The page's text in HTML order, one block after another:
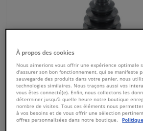
Refroidissement & chauffage
Pièces moteur & accessoires
Filtres & liquides
Bagages & transport
Fenêtres & accessoires
À propos des cookies
Nous aimerions vous offrir une expérience optimale
d'assurer son bon fonctionnement, qui se manifeste
sauvegarde des produits dans votre panier, nous
technologies similaires. Nous traçons aussi vos
vous êtes connecté(e). Enfin, nous collectons les
déterminer jusqu'à quelle heure notre boutique
nombre de visites. Tous ces éléments nous
à vos besoins et de vous offrir une sélection
offres personnalisées dans notre boutique.